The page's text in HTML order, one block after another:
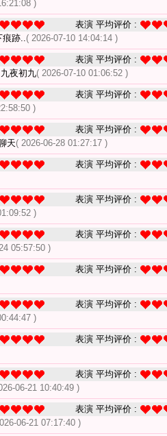
)
表演 平均评价 :
痕跡..( 2026-07-10 14:04:14 )
表演 平均评价 :
夜初九( 2026-07-10 01:06:52 )
表演 平均评价 :
)
表演 平均评价 :
天( 2026-06-28 01:27:17 )
表演 平均评价 :
表演 平均评价 :
)
表演 平均评价 :
05:57:50 )
表演 平均评价 :
表演 平均评价 :
)
表演 平均评价 :
表演 平均评价 :
06-21 10:40:49 )
表演 平均评价 :
06-21 07:17:40 )